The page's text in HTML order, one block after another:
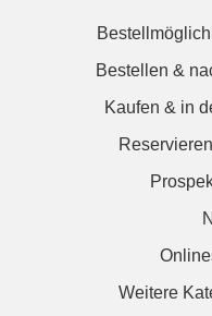
Bestellen &
Kaufen & in
Weitere